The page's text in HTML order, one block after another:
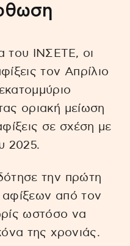
του ΙΝΣΕΤΕ, οι
τον Απρίλιο
οριακή μείωση
σε σχέση με
2025.
την πρώτη
αφίξεων από τον
ωστόσο να
της χρονιάς.